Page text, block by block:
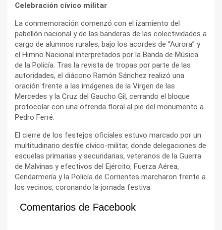
Celebración cívico militar
La conmemoración comenzó con el izamiento del
pabellón nacional y de las banderas de las colectividades a
cargo de alumnos rurales, bajo los acordes de “Aurora” y
el Himno Nacional interpretados por la Banda de Música
de la Policía. Tras la revista de tropas por parte de las
autoridades, el diácono Ramón Sánchez realizó una
oración frente a las imágenes de la Virgen de las
Mercedes y la Cruz del Gaucho Gil, cerrando el bloque
protocolar con una ofrenda floral al pie del monumento a
Pedro Ferré.
El cierre de los festejos oficiales estuvo marcado por un
multitudinario desfile cívico-militar, donde delegaciones de
escuelas primarias y secundarias, veteranos de la Guerra
de Malvinas y efectivos del Ejército, Fuerza Aérea,
Gendarmería y la Policía de Corrientes marcharon frente a
los vecinos, coronando la jornada festiva.
Comentarios de Facebook